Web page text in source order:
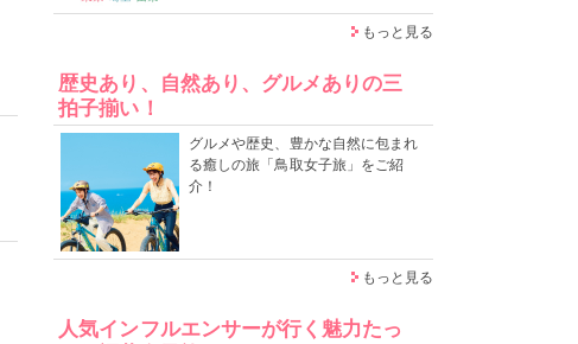
もっと見る
歴史あり、自然あり、グルメありの三
拍子揃い！
グルメや歴史、豊かな自然に包まれ
る癒しの旅「鳥取女子旅」をご紹
介！
もっと見る
人気インフルエンサーが行く魅力たっ